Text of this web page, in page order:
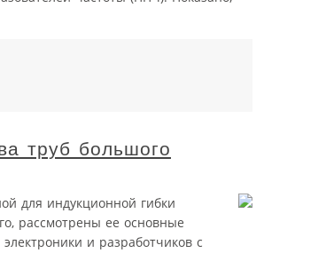
труб большого
для индукционной гибки
рассмотрены ее основные
и разработчиков с